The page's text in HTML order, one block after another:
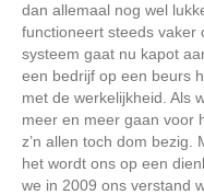
dan allemaal nog wel
functioneert steeds vaker
systeem gaat nu kapot
een bedrijf op een beurs
met de werkelijkheid. Als
meer en meer gaan voor
z’n allen toch dom bezig.
het wordt ons op een
we in 2009 ons verstand